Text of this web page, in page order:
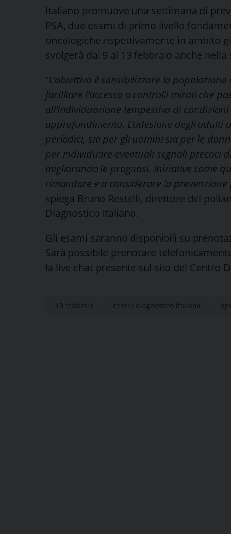
Italiano promuove una settimana di
PSA, due esami di primo livello
oncologiche rispettivamente in ambito
svolgerà dal 9 al 13 febbraio anche nella
“L’obiettivo è sensibilizzare la
facilitare l’accesso a controlli mirati che
all’individuazione tempestiva di
approfondimento. L’adesione degli
periodici, sia per gli uomini sia per le
per individuare eventuali segnali precoci
migliorando le prognosi. Iniziative come
rimandare e a considerare la
spiega Bruno Restelli, direttore del
Diagnostico Italiano.
Gli esami saranno disponibili su
Sarà possibile prenotare
la live chat presente sul sito del Centro
13 febbraio centro diagnostico italiano